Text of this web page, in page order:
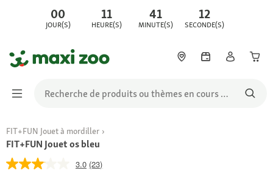
00
JOUR(S)
11
HEURE(S)
41
MINUTE(S)
12
SECONDE(S)
FIT+FUN Jouet à mordiller
FIT+FUN Jouet os bleu
3.0 (23)